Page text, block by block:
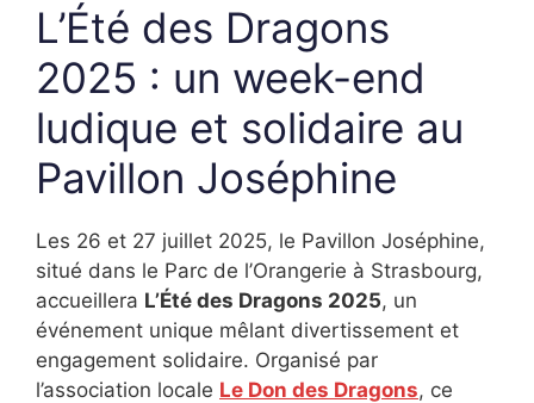
L’Été des Dragons
2025 : un week-end
ludique et solidaire au
Pavillon Joséphine
Les 26 et 27 juillet 2025, le Pavillon Joséphine,
situé dans le Parc de l’Orangerie à Strasbourg,
accueillera L’Été des Dragons 2025, un
événement unique mêlant divertissement et
engagement solidaire. Organisé par
l’association locale Le Don des Dragons, ce